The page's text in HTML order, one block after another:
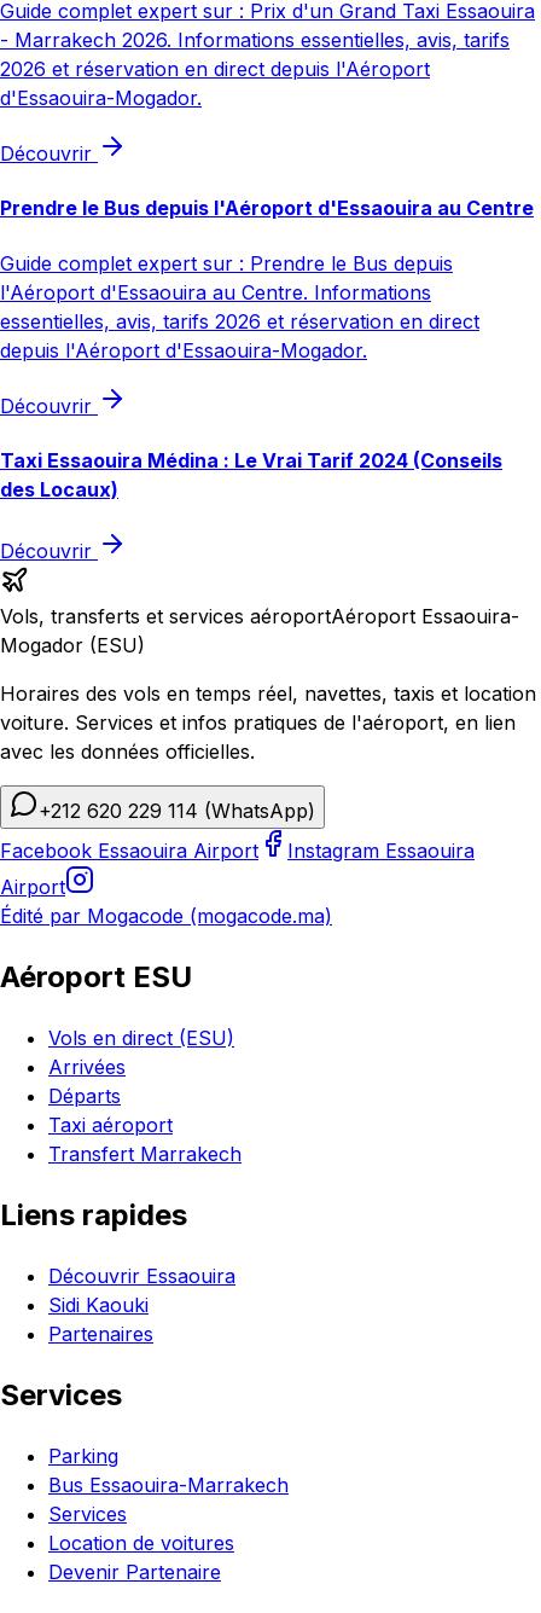
Guide complet expert sur : Prix d'un Grand Taxi Essaouira
- Marrakech 2026. Informations essentielles, avis, tarifs
2026 et réservation en direct depuis l'Aéroport
d'Essaouira-Mogador.
Découvrir
Prendre le Bus depuis l'Aéroport d'Essaouira au Centre
Guide complet expert sur : Prendre le Bus depuis
l'Aéroport d'Essaouira au Centre. Informations
essentielles, avis, tarifs 2026 et réservation en direct
depuis l'Aéroport d'Essaouira-Mogador.
Découvrir
Taxi Essaouira Médina : Le Vrai Tarif 2024 (Conseils
des Locaux)
Découvrir
Vols, transferts et services aéroportAéroport Essaouira-
Mogador (ESU)
Horaires des vols en temps réel, navettes, taxis et location
voiture. Services et infos pratiques de l'aéroport, en lien
avec les données officielles.
+212 620 229 114 (WhatsApp)
Facebook Essaouira Airport
Instagram Essaouira
Airport
Édité par Mogacode (mogacode.ma)
Aéroport ESU
Vols en direct (ESU)
Arrivées
Départs
Taxi aéroport
Transfert Marrakech
Liens rapides
Découvrir Essaouira
Sidi Kaouki
Partenaires
Services
Parking
Bus Essaouira-Marrakech
Services
Location de voitures
Devenir Partenaire